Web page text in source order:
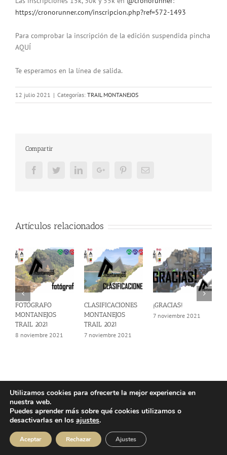
https://cronorunner.com/inscripcion.php?ref=572-1493
Para comprobar la inscripción de la edición suspendida pincha
AQUÍ
Te esperamos en la línea de salida.
12 julio 2021 | Categorías: TRAIL MONTANEJOS
Compartir
FacebookTwitterLinkedInGoogle+ PinterestEmail
Artículos relacionados
FOTÓGRAFO
MONTANEJOS
TRAIL 2021
8 noviembre 2021
CLASIFICACIONES
MONTANEJOS
TRAIL 2021
7 noviembre 2021
¡GRACIAS!
7 noviembre 2021
© Copyright 2025 | Atlos Eventos Deportivos -
Privacidad·Política Cookies
Instagram
FacebookYouTube
Utilizamos cookies para ofrecerte la mejor experiencia en
nuestra web.
Puedes aprender más sobre qué cookies utilizamos o
desactivarlas en los ajustes.
Aceptar Rechazar Ajustes